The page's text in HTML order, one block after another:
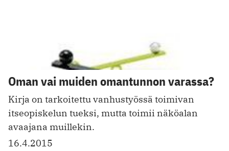
Oman vai muiden omantunnon varassa?
Kirja on tarkoitettu vanhustyössä toimivan
itseopiskelun tueksi, mutta toimii näköalan
avaajana muillekin.
16.4.2015